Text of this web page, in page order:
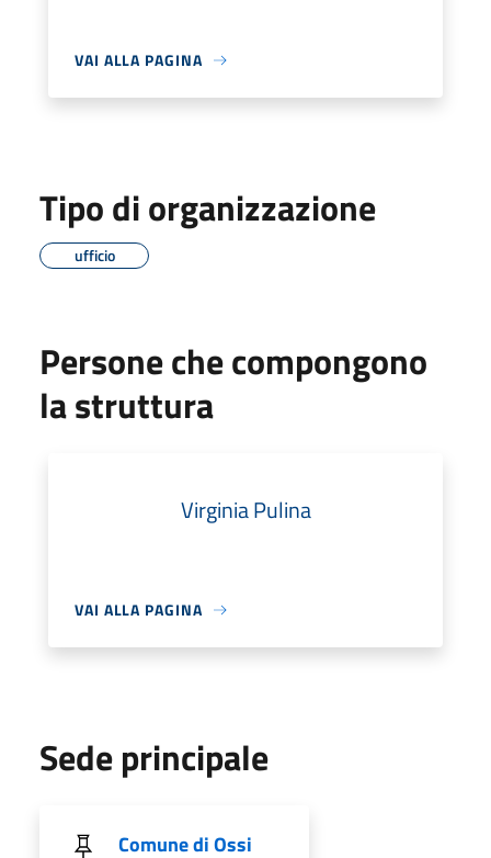
VAI ALLA PAGINA
Tipo di organizzazione
ufficio
Persone che compongono
la struttura
Virginia Pulina
VAI ALLA PAGINA
Sede principale
Comune di Ossi